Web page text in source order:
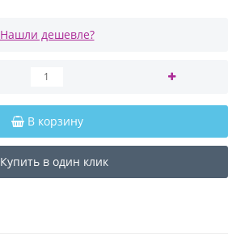
Нашли дешевле?
В корзину
Купить в один клик